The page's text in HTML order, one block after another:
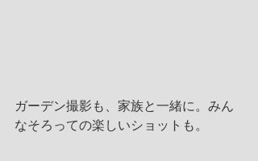
ガーデン撮影も、家族と一緒に。みん
なそろっての楽しいショットも。